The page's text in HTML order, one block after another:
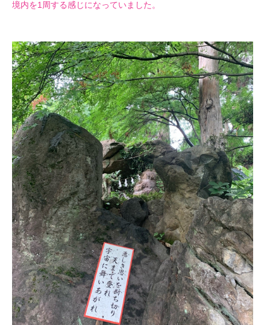
境内を1周する感じになっていました。